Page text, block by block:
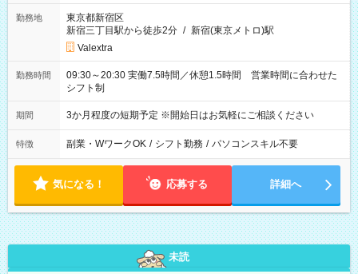
勤務地
東京都新宿区
新宿三丁目駅から徒歩2分 / 新宿(東京メトロ)駅
Valextra
勤務時間
09:30～20:30 実働7.5時間／休憩1.5時間 営業時間に合わせた
シフト制
期間 3か月程度の短期予定 ※開始日はお気軽にご相談ください
特徴 副業・WワークOK / シフト勤務 / パソコンスキル不要
気になる！ 応募する 詳細へ
未読